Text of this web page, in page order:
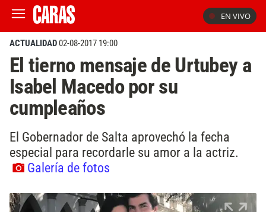
EN VIVO
ACTUALIDAD02-08-2017 19:00
El tierno mensaje de Urtubey a
Isabel Macedo por su
cumpleaños
El Gobernador de Salta aprovechó la fecha
especial para recordarle su amor a la actriz.
Galería de fotos